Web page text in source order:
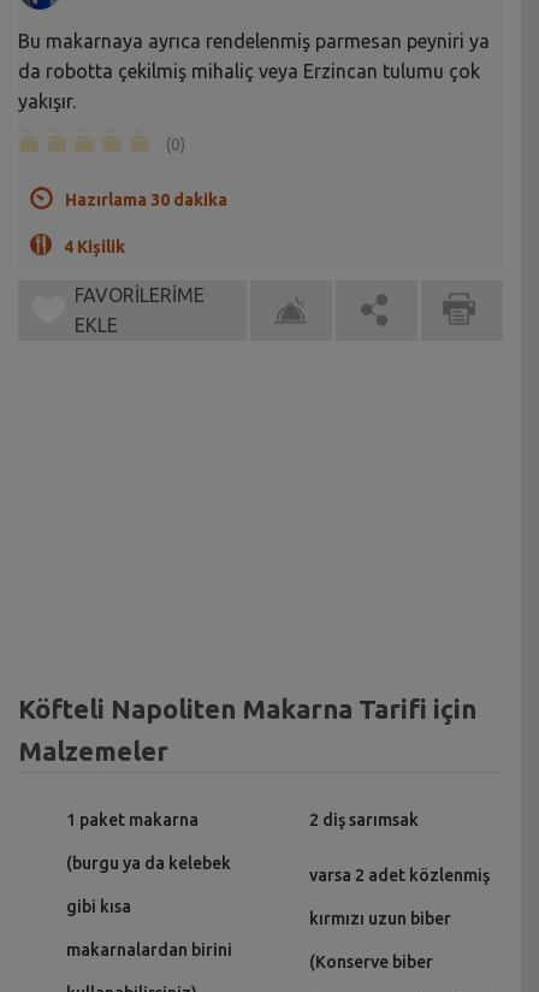
Bu makarnaya ayrıca rendelenmiş parmesan peyniri ya
da robotta çekilmiş mihaliç veya Erzincan tulumu çok
yakışır.
(0)
Hazırlama 30 dakika
4 Kişilik
FAVORİLERİME
EKLE
Köfteli Napoliten Makarna Tarifi için
Malzemeler
1 paket makarna
(burgu ya da kelebek
gibi kısa
makarnalardan birini
2 diş sarımsak
varsa 2 adet közlenmiş
kırmızı uzun biber
(Konserve biber